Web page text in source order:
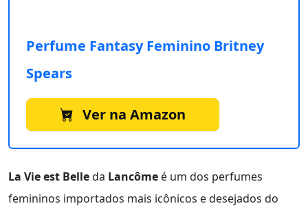
Perfume Fantasy Feminino Britney
Spears
Ver na Amazon
La Vie est Belleda Lancôme é um dos perfumes
femininos importados mais icônicos e desejados do